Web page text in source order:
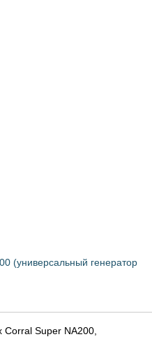
(универсальный генератор